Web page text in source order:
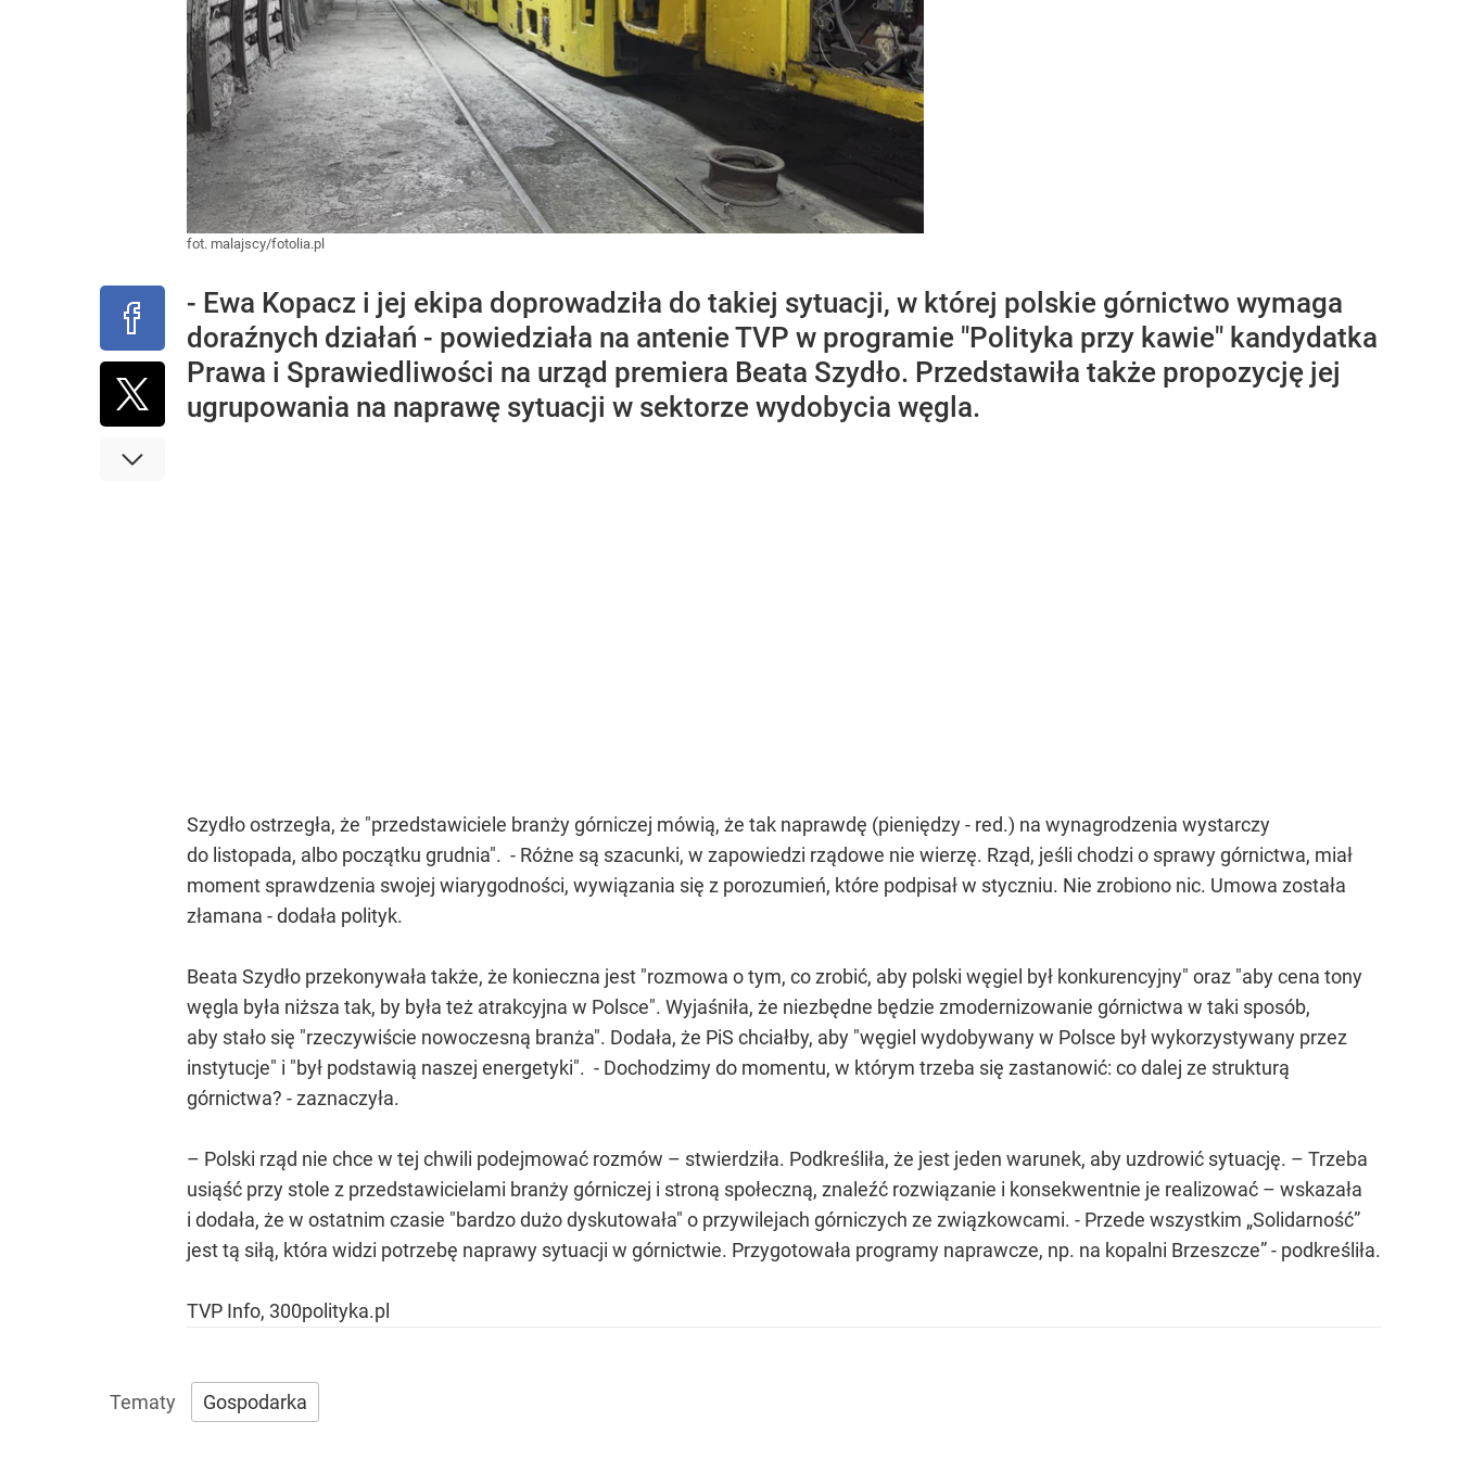
fot. malajscy/fotolia.pl
- Ewa Kopacz i jej ekipa doprowadziła do takiej sytuacji, w której polskie górnictwo wymaga
doraźnych działań - powiedziała na antenie TVP w programie "Polityka przy kawie" kandydatka
Prawa i Sprawiedliwości na urząd premiera Beata Szydło. Przedstawiła także propozycję jej
ugrupowania na naprawę sytuacji w sektorze wydobycia węgla.
Szydło ostrzegła, że "przedstawiciele branży górniczej mówią, że tak naprawdę (pieniędzy - red.) na wynagrodzenia wystarczy
do listopada, albo początku grudnia". - Różne są szacunki, w zapowiedzi rządowe nie wierzę. Rząd, jeśli chodzi o sprawy górnictwa, miał
moment sprawdzenia swojej wiarygodności, wywiązania się z porozumień, które podpisał w styczniu. Nie zrobiono nic. Umowa została
złamana - dodała polityk.
Beata Szydło przekonywała także, że konieczna jest "rozmowa o tym, co zrobić, aby polski węgiel był konkurencyjny" oraz "aby cena tony
węgla była niższa tak, by była też atrakcyjna w Polsce". Wyjaśniła, że niezbędne będzie zmodernizowanie górnictwa w taki sposób,
aby stało się "rzeczywiście nowoczesną branża". Dodała, że PiS chciałby, aby "węgiel wydobywany w Polsce był wykorzystywany przez
instytucje" i "był podstawią naszej energetyki". - Dochodzimy do momentu, w którym trzeba się zastanowić: co dalej ze strukturą
górnictwa? - zaznaczyła.
– Polski rząd nie chce w tej chwili podejmować rozmów – stwierdziła. Podkreśliła, że jest jeden warunek, aby uzdrowić sytuację. – Trzeba
usiąść przy stole z przedstawicielami branży górniczej i stroną społeczną, znaleźć rozwiązanie i konsekwentnie je realizować – wskazała
i dodała, że w ostatnim czasie "bardzo dużo dyskutowała" o przywilejach górniczych ze związkowcami. - Przede wszystkim „Solidarność”
jest tą siłą, która widzi potrzebę naprawy sytuacji w górnictwie. Przygotowała programy naprawcze, np. na kopalni Brzeszcze” - podkreśliła.
TVP Info, 300polityka.pl
Gospodarka